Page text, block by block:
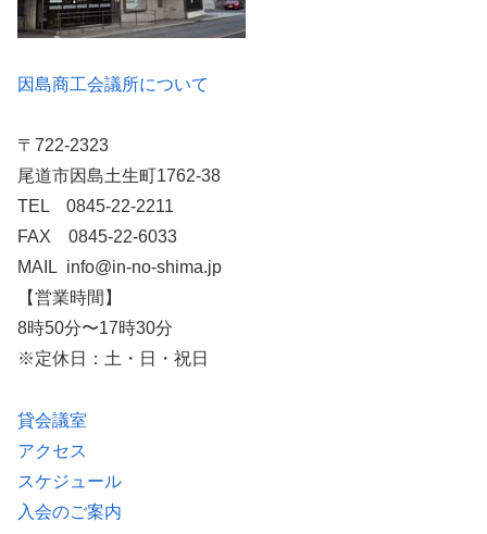
因島商工会議所について
〒722-2323
尾道市因島土生町1762-38
TEL 0845-22-2211
FAX 0845-22-6033
MAIL info@in-no-shima.jp
【営業時間】
8時50分〜17時30分
※定休日：土・日・祝日
貸会議室
アクセス
スケジュール
入会のご案内